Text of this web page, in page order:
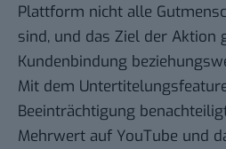
Plattform nicht alle
sind, und das Ziel der Aktion
Kundenbindung
Mit dem
Beeinträchtigung
Mehrwert auf YouTube und